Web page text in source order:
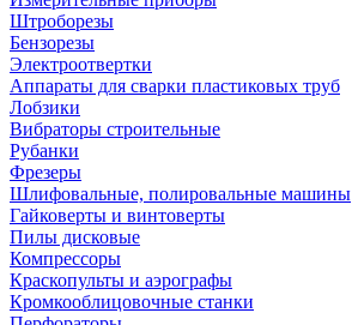
Штроборезы
Бензорезы
Электроотвертки
Аппараты для сварки пластиковых труб
Лобзики
Вибраторы строительные
Рубанки
Фрезеры
Шлифовальные, полировальные машины
Гайковерты и винтоверты
Пилы дисковые
Компрессоры
Краскопульты и аэрографы
Кромкооблицовочные станки